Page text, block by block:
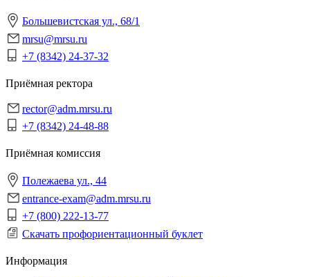
Большевистская ул., 68/1
mrsu@mrsu.ru
+7 (8342) 24-37-32
Приёмная ректора
rector@adm.mrsu.ru
+7 (8342) 24-48-88
Приёмная комиссия
Полежаева ул., 44
entrance-exam@adm.mrsu.ru
+7 (800) 222-13-77
Скачать профориентационный буклет
Информация